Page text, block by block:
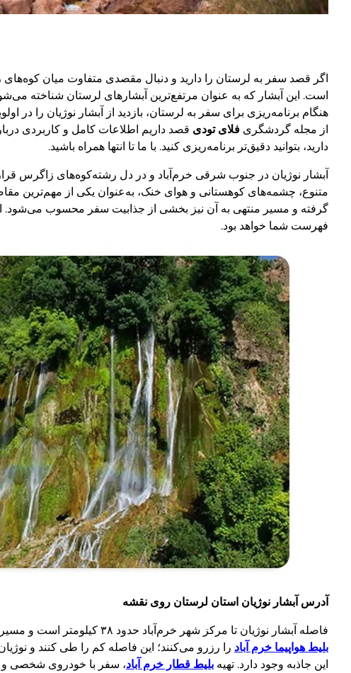
اگر قصد سفر به لرستان را دارید و دنبال مقصدی متفاوت میان کوه‌های
است. این آبشار که به عنوان مرتفع‌ترین آبشارهای لرستان شناخته
هنگام برنامه‌ریزی برای سفر به لرستان، بازدید از آبشار نوژیان را
از مجله گردشگری فلای تودی قصد داریم اطلاعات کامل و کاربردی
دارید، بتوانید دقیق‌تر برنامه‌ریزی کنید. با ما تا انتها همراه باشید.
آبشار نوژیان در جنوب شرقی خرم‌آباد و در دل رشته‌کوه‌های زاگرس
متنوع، چشمه‌های کوهستانی و هوای خنک، به‌عنوان یکی از مهم‌ترین
گرفته و مسیر منتهی به آن نیز بخشی از جذابیت سفر محسوب می‌شود.
فهرست شما خواهد بود.
آدرس آبشار نوژیان استان لرستان روی نقشه
فاصله آبشار نوژیان تا مرکز شهر خرم‌آباد حدود ۳۸ کیلومتر است و مسیر دسترسی جاده‌ای و آسفالته محسوب است. همین فاصله کوتاه باعث شده گردشگران زیادی که
بلیط هواپیما خرم آباد را رزرو می‌کنند؛ این فاصله کم را طی کنند و نوژیان
این جاذبه وجود دارد. تهیه بلیط قطار خرم آباد، سفر با خودروی شخصی و